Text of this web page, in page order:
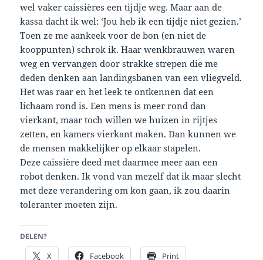
wel vaker caissières een tijdje weg. Maar aan de
kassa dacht ik wel: ‘Jou heb ik een tijdje niet gezien.’
Toen ze me aankeek voor de bon (en niet de
kooppunten) schrok ik. Haar wenkbrauwen waren
weg en vervangen door strakke strepen die me
deden denken aan landingsbanen van een vliegveld.
Het was raar en het leek te ontkennen dat een
lichaam rond is. Een mens is meer rond dan
vierkant, maar toch willen we huizen in rijtjes
zetten, en kamers vierkant maken. Dan kunnen we
de mensen makkelijker op elkaar stapelen.
Deze caissière deed met daarmee meer aan een
robot denken. Ik vond van mezelf dat ik maar slecht
met deze verandering om kon gaan, ik zou daarin
toleranter moeten zijn.
DELEN?
X Facebook Print